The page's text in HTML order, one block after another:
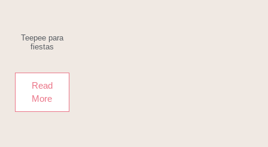
Teepee para
fiestas
Read
More